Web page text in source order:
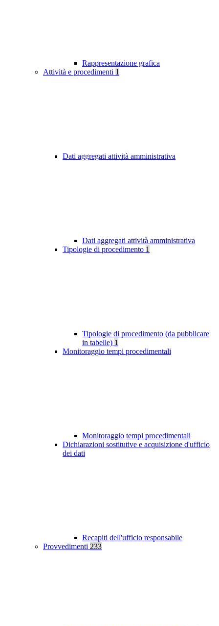
Rappresentazione grafica
Attività e procedimenti 1
Dati aggregati attività amministrativa
Dati aggregati attività amministrativa
Tipologie di procedimento 1
Tipologie di procedimento (da pubblicare
in tabelle) 1
Monitoraggio tempi procedimentali
Monitoraggio tempi procedimentali
Dichiarazioni sostitutive e acquisizione d'ufficio
dei dati
Recapiti dell'ufficio responsabile
Provvedimenti 233